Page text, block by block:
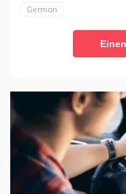
German